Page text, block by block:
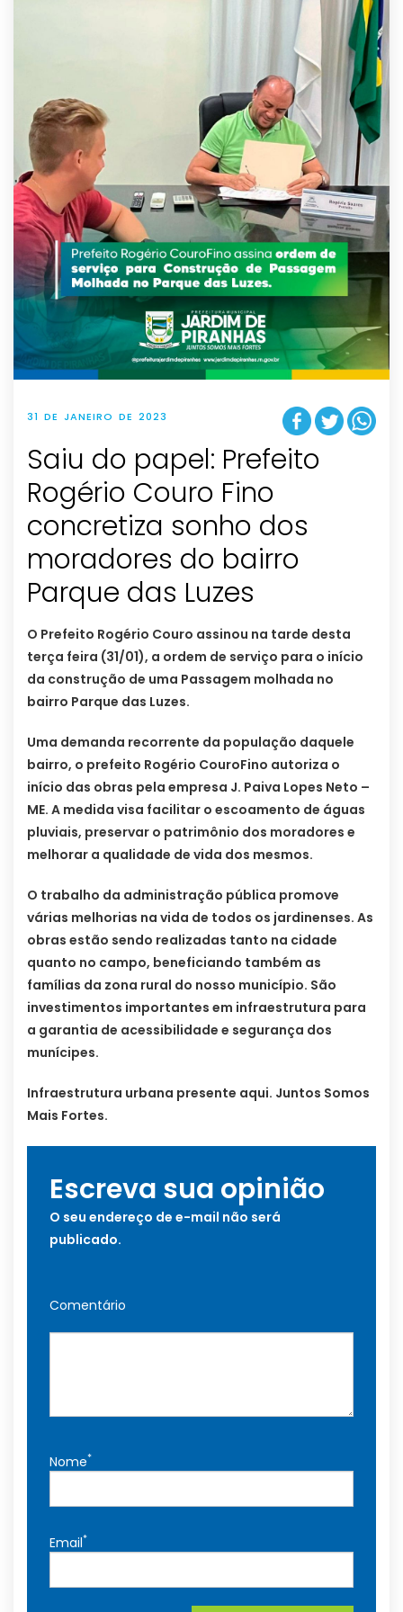
31 DE JANEIRO DE 2023
Saiu do papel: Prefeito
Rogério Couro Fino
concretiza sonho dos
moradores do bairro
Parque das Luzes
O Prefeito Rogério Couro assinou na tarde desta
terça feira (31/01), a ordem de serviço para o início
da construção de uma Passagem molhada no
bairro Parque das Luzes.
Uma demanda recorrente da população daquele
bairro, o prefeito Rogério CouroFino autoriza o
início das obras pela empresa J. Paiva Lopes Neto –
ME. A medida visa facilitar o escoamento de águas
pluviais, preservar o patrimônio dos moradores e
melhorar a qualidade de vida dos mesmos.
O trabalho da administração pública promove
várias melhorias na vida de todos os jardinenses. As
obras estão sendo realizadas tanto na cidade
quanto no campo, beneficiando também as
famílias da zona rural do nosso município. São
investimentos importantes em infraestrutura para
a garantia de acessibilidade e segurança dos
munícipes.
Infraestrutura urbana presente aqui. Juntos Somos
Mais Fortes.
Escreva sua opinião
O seu endereço de e-mail não será
publicado.
Comentário
Nome*
Email*